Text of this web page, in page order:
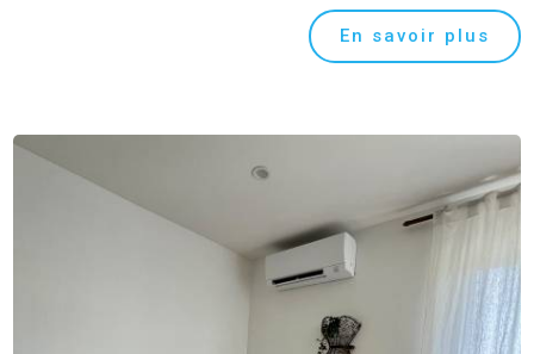
En savoir plus